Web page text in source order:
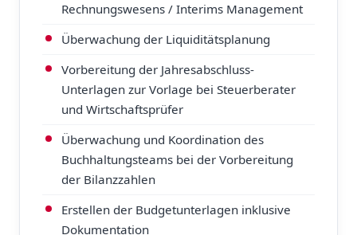
Rechnungswesens / Interims Management
Überwachung der Liquiditätsplanung
Vorbereitung der Jahresabschluss-
Unterlagen zur Vorlage bei Steuerberater
und Wirtschaftsprüfer
Überwachung und Koordination des
Buchhaltungsteams bei der Vorbereitung
der Bilanzzahlen
Erstellen der Budgetunterlagen inklusive
Dokumentation